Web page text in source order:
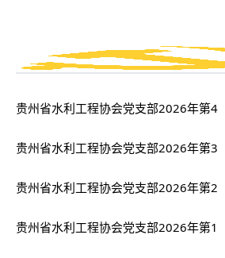
习近平主持会议
贵州省水利工程协会党支部2026年第4
期简报
贵州省水利工程协会党支部2026年第3
期简报
贵州省水利工程协会党支部2026年第2
期简报
贵州省水利工程协会党支部2026年第1